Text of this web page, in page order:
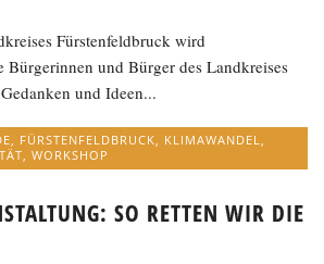
Fürstenfeldbruck wird
und Bürger des Landkreises
und Ideen...
, FÜRSTENFELDBRUCK, KLIMAWANDEL,
,WORKSHOP
SO RETTEN WIR DIE